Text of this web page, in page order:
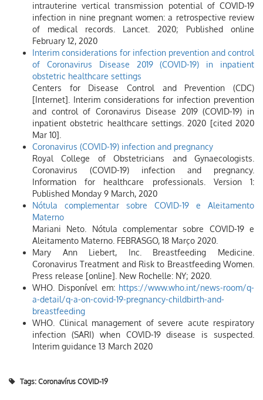
intrauterine vertical transmission potential of COVID-19
infection in nine pregnant women: a retrospective review
of medical records. Lancet. 2020; Published online
February 12, 2020
Interim considerations for infection prevention and control
of Coronavirus Disease 2019 (COVID-19) in inpatient
obstetric healthcare settings
Centers for Disease Control and Prevention (CDC)
[Internet]. Interim considerations for infection prevention
and control of Coronavirus Disease 2019 (COVID-19) in
inpatient obstetric healthcare settings. 2020 [cited 2020
Mar 10].
Coronavirus (COVID-19) infection and pregnancy
Royal College of Obstetricians and Gynaecologists.
Coronavirus (COVID-19) infection and pregnancy.
Information for healthcare professionals. Version 1:
Published Monday 9 March, 2020
Nótula complementar sobre COVID-19 e Aleitamento
Materno
Mariani Neto. Nótula complementar sobre COVID-19 e
Aleitamento Materno. FEBRASGO, 18 Março 2020.
Mary Ann Liebert, Inc. Breastfeeding Medicine.
Coronavirus Treatment and Risk to Breastfeeding Women.
Press release [online]. New Rochelle: NY; 2020.
WHO. Disponível em: https://www.who.int/news-room/q-
a-detail/q-a-on-covid-19-pregnancy-childbirth-and-
breastfeeding
WHO. Clinical management of severe acute respiratory
infection (SARI) when COVID-19 disease is suspected.
Interim guidance 13 March 2020
Tags: Coronavírus COVID-19